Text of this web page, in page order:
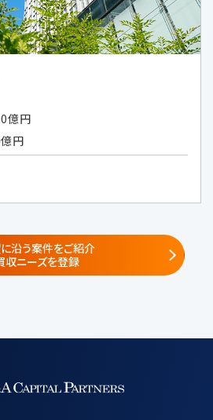
者の範囲
社、関係会社並びに当社及
と共同でサービス提供又
の企画を実施する第三者
務を負わせた場合に限る）
会社
フ
）
データ
company.ht
fp.co.jp/）
ス提供者・共同セミナー企
号、メールアドレス、所属企
億円
円
沿う案件をご紹介
収ニーズを登録